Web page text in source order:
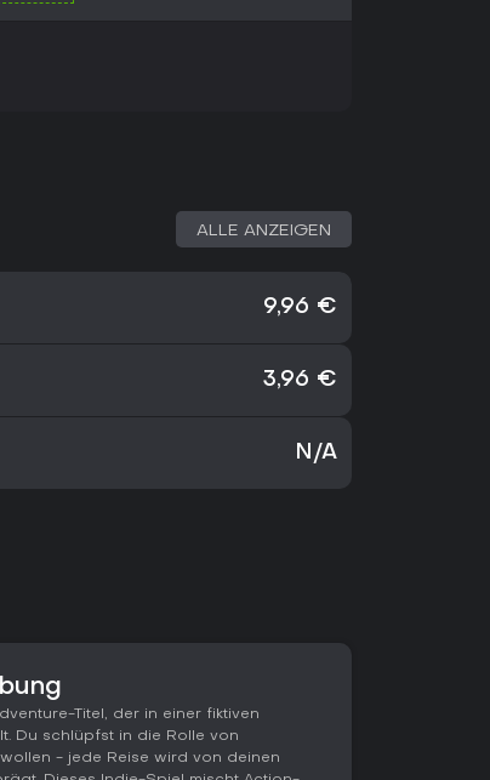
ALLE ANZEIGEN
9,96 €
3,96 €
N/A
Titel, der in einer fiktiven
Du schlüpfst in die Rolle von
- jede Reise wird von deinen